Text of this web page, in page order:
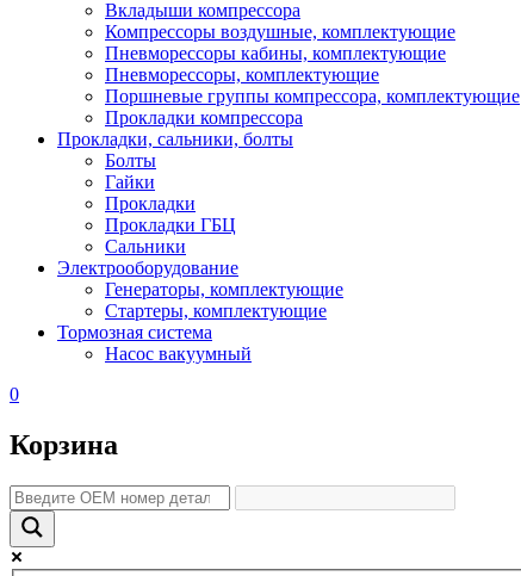
Вкладыши компрессора
Компрессоры воздушные, комплектующие
Пневморессоры кабины, комплектующие
Пневморессоры, комплектующие
Поршневые группы компрессора, комплектующие
Прокладки компрессора
Прокладки, сальники, болты
Болты
Гайки
Прокладки
Прокладки ГБЦ
Сальники
Электрооборудование
Генераторы, комплектующие
Стартеры, комплектующие
Тормозная система
Насос вакуумный
0
Корзина